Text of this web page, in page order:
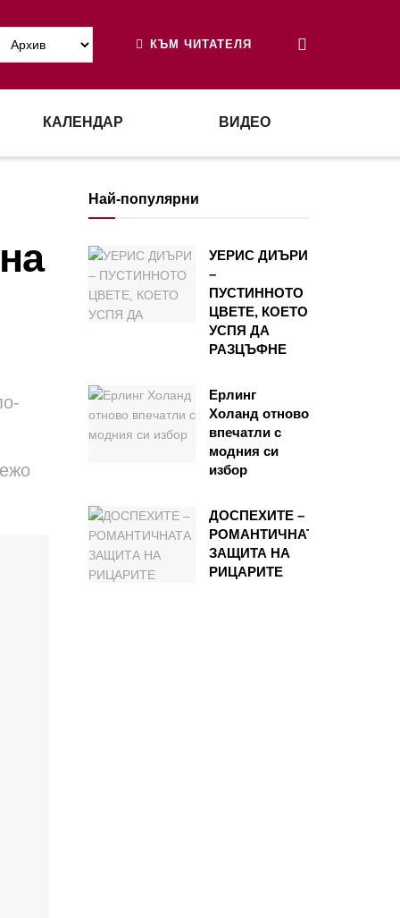
КЪМ ЧИТАТЕЛЯ
КАЛЕНДАР ВИДЕО
Най-популярни
УЕРИС ДИЪРИ
–
ПУСТИННОТО
ЦВЕТЕ, КОЕТО
УСПЯ ДА
РАЗЦЪФНЕ
Ерлинг
Холанд отново
впечатли с
модния си
избор
ДОСПЕХИТЕ –
РОМАНТИЧНАТА
ЗАЩИТА НА
РИЦАРИТЕ